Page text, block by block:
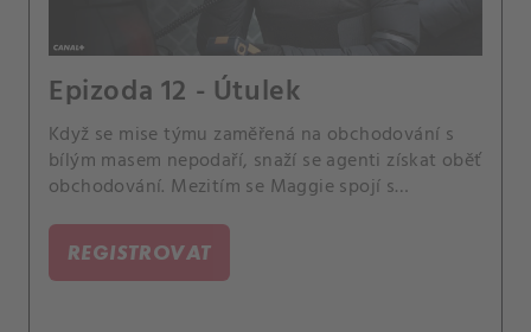
Epizoda 12 - Útulek
Když se mise týmu zaměřená na obchodování s
bílým masem nepodaří, snaží se agenti získat oběť
obchodování. Mezitím se Maggie spojí s
než bude vyhnána z města nebo ještě hůř.
REGISTROVAT